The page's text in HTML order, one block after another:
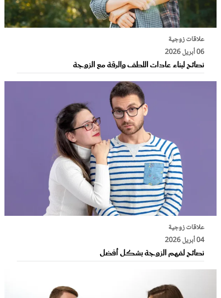
علاقات زوجية
06 أبريل 2026
نصائح لبناء عادات اللطف والرقة مع الزوجة
علاقات زوجية
04 أبريل 2026
نصائح لفهم الزوجة بشكل أفضل